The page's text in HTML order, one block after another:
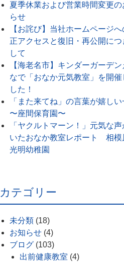
夏季休業および営業時間変更の
らせ
【お詫び】当社ホームページへ
正アクセスと復旧・再公開につ
して
【海老名市】キンダーガーデ
なで「おなか元気教室」を開催
した！
「また来てね」の言葉が嬉しい
〜座間保育園〜
「ヤクルトマーン！」元気な
いたおなか教室レポート 相模
光明幼稚園
カテゴリー
未分類 (18)
お知らせ (4)
ブログ (103)
出前健康教室 (4)